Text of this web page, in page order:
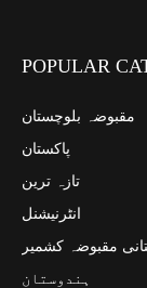
POPULAR
مقبوضہ بلوچستان
پاکستان
تازہ ترین
انٹرنیشنل
مقبوضہ کشمیر
ہندوستان